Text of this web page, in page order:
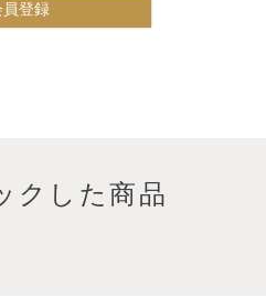
員登録
クした商品